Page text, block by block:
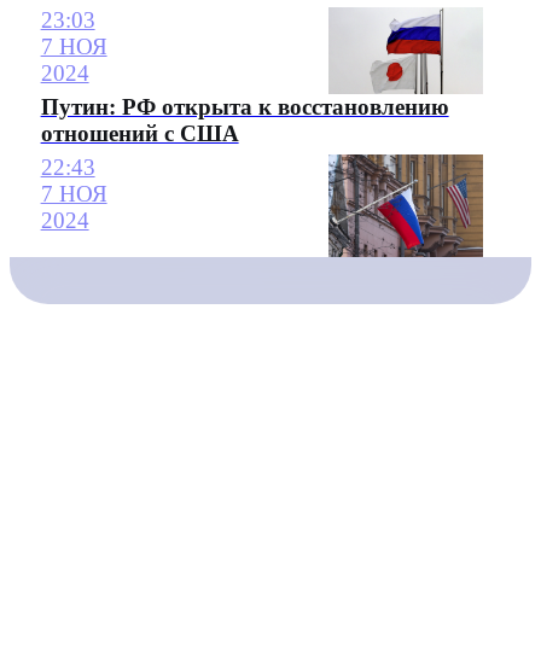
23:03
7 НОЯ
2024
Путин: РФ открыта к восстановлению
отношений с США
22:43
7 НОЯ
2024